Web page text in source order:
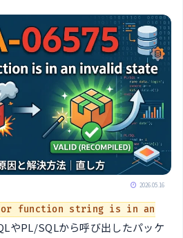
2026.05.16
or function string is in an
やPL/SQLから呼び出したパッケ